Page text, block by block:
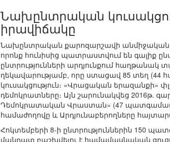
Նախընտրական
իրավիճակը
Նախընտրական քարոզարշավի անմիջական
որոնք հունիսից պատրաստվում են գալիք
ընտրությունների արդյունքում
ղեկավարությամբ, որը ստացավ 85 տեղ
կուսակցություն։ «Վրացական երազանքի»
դեմոկրատները։ Այն շարունակվեց 2016թ.
Դեմոկրատական Վրաստան» (47
համաժողովը և Արդյունաբերողները
Հոկտեմբերի 8-ի ընտրություններին 150
մանդատ բաշխվելու է համամասնական